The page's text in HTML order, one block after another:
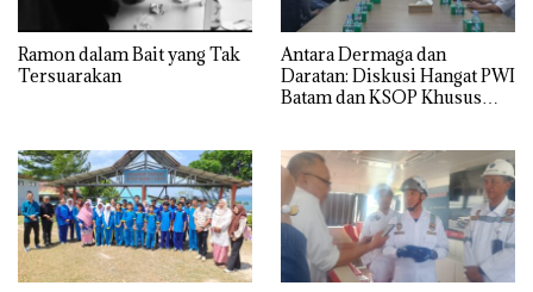
Ramon dalam Bait yang Tak
Tersuarakan
Antara Dermaga dan
Daratan: Diskusi Hangat PWI
Batam dan KSOP Khusus